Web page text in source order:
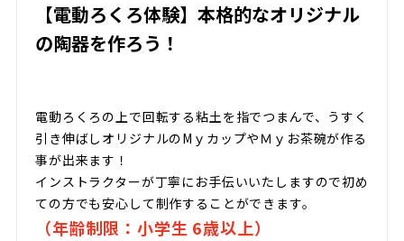
【電動ろくろ体験】本格的なオリジナル
の陶器を作ろう！
電動ろくろの上で回転する粘土を指でつまんで、うすく
引き伸ばしオリジナルのMｙカップやＭｙお茶碗が作る
事が出来ます！
インストラクターが丁寧にお手伝いいたしますので初め
ての方でも安心して制作することができます。
（年齢制限：小学生 6歳以上）